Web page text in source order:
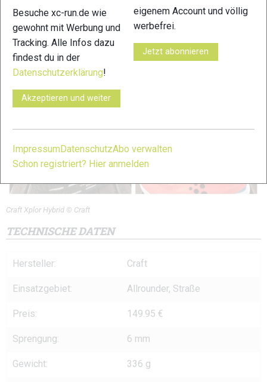
Trailschuh-ABC (Glossar)
Craft Xplor Hybrid © Craft
TECHNISCHE DATEN
Hersteller: Craft
Einsatzgebiet: Allrounder, Straße
Preis: 149.95 €
Sprengung: 6 mm
Gewicht: 336 g
Besuche xc-run.de wie
gewohnt mit Werbung und
Tracking. Alle Infos dazu
findest du in der
Datenschutzerklärung!
Akzeptieren und weiter
eigenem Account und völlig
werbefrei.
Jetzt abonnieren
Impressum DatenschutzAbo verwalten
Schon registriert? Hier anmelden